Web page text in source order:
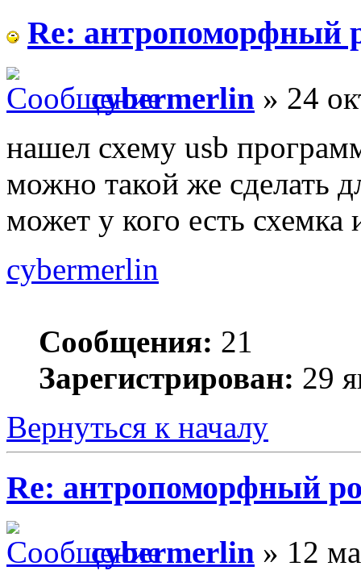
Re: антропоморфный
cybermerlin » 24
нашел схему usb
можно такой же сделать
может у кого есть схемка
cybermerlin
Сообщения: 21
Зарегистрирован: 29
Вернуться к началу
Re: антропоморфный
cybermerlin » 12